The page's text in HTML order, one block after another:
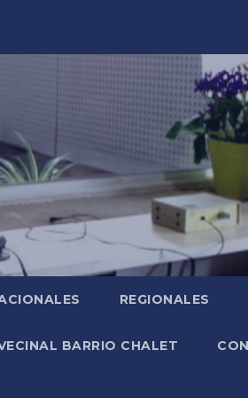
REGIONALES
BARRIO CHALET